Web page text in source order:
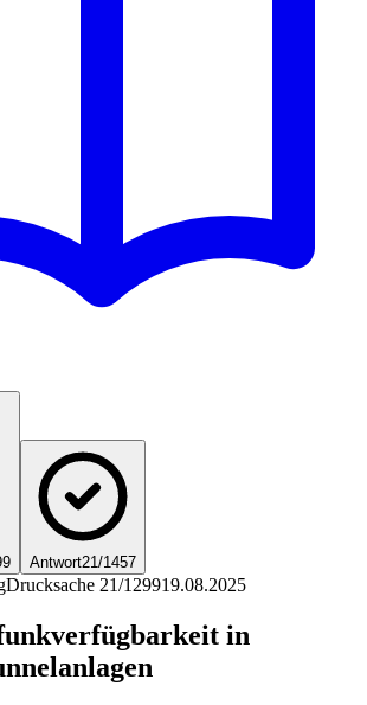
Antwort21/1457
Drucksache 21/129919.08.2025
in